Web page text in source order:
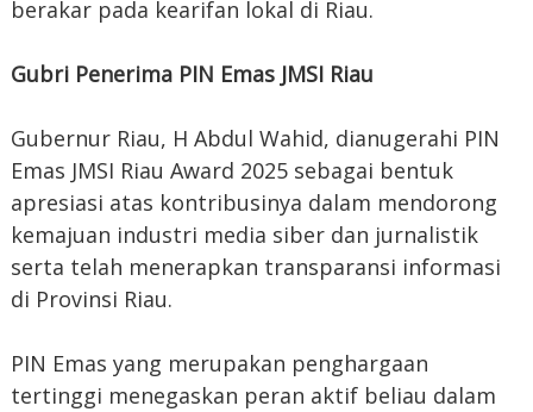
berakar pada kearifan lokal di Riau.
Gubri Penerima PIN Emas JMSI Riau
Gubernur Riau, H Abdul Wahid, dianugerahi PIN
Emas JMSI Riau Award 2025 sebagai bentuk
apresiasi atas kontribusinya dalam mendorong
kemajuan industri media siber dan jurnalistik
serta telah menerapkan transparansi informasi
di Provinsi Riau.
PIN Emas yang merupakan penghargaan
tertinggi menegaskan peran aktif beliau dalam